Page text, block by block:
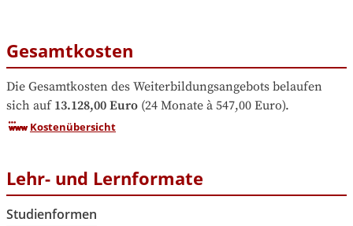
Gesamtkosten
Die Gesamtkosten des Weiterbildungsangebots belaufen
sich auf 13.128,00 Euro (24 Monate à 547,00 Euro).
Kostenübersicht
Lehr- und Lernformate
Studienformen